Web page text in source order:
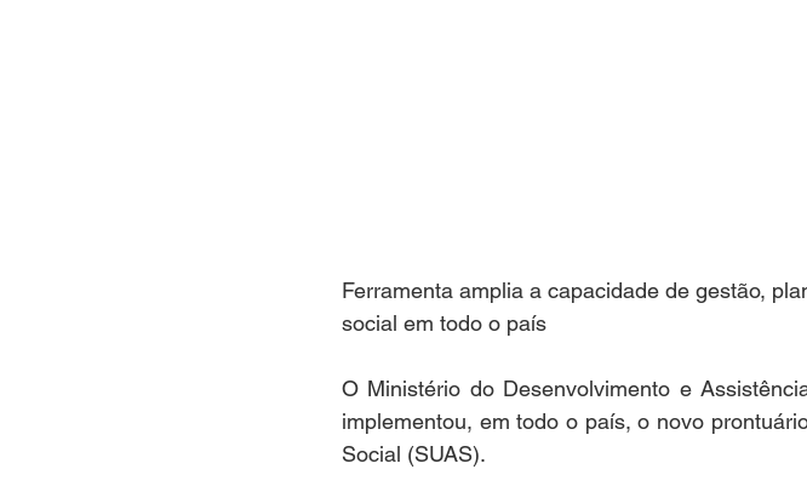
Ferramenta amplia a capacidade de gestão,
social em todo o país
O Ministério do Desenvolvimento e
implementou, em todo o país, o novo
Social (SUAS).